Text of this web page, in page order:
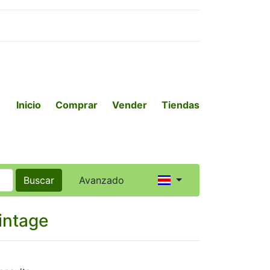
Inicio Comprar Vender Tiendas
Buscar Avanzado